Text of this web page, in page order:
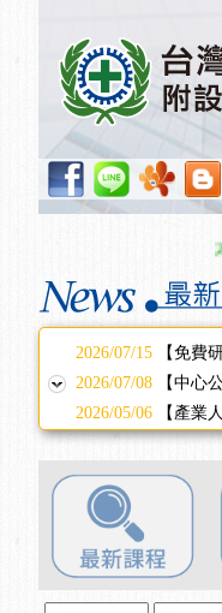
本中
2025/11/10
【中心
2025/10/30【進修
2025/08/20 【進修
2025/08/12
【中心
2025/07/06【中心公
2025/06/06【進修
【進修
2025/01/21
「高壓
訓測驗
2025/01/15【線上
2026/07/15 【免費
2026/07/08 【中心
2026/05/06 【產業
2026/04/24【製程
2025/11/11【中心
2025/11/10
【中心
2025/10/30
【進修
2025/08/20【進修
2025/08/12【中心